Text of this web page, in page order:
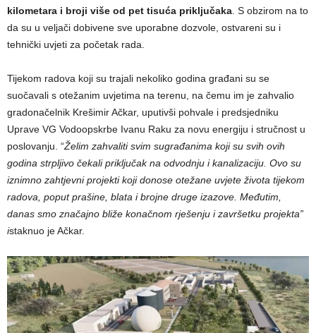
kilometara i broji više od pet tisuća priključaka . S obzirom na to
da su u veljači dobivene sve uporabne dozvole, ostvareni su i
tehnički uvjeti za početak rada.
Tijekom radova koji su trajali nekoliko godina građani su se
suočavali s otežanim uvjetima na terenu, na čemu im je zahvalio
gradonačelnik Krešimir Ačkar, uputivši pohvale i predsjedniku
Uprave VG Vodoopskrbe Ivanu Raku za novu energiju i stručnost u
poslovanju. “Želim zahvaliti svim sugrađanima koji su svih ovih
godina strpljivo čekali priključak na odvodnju i kanalizaciju. Ovo su
iznimno zahtjevni projekti koji donose otežane uvjete života tijekom
radova, poput prašine, blata i brojne druge izazove. Međutim,
danas smo značajno bliže konačnom rješenju i završetku projekta”
istaknuo je Ačkar.